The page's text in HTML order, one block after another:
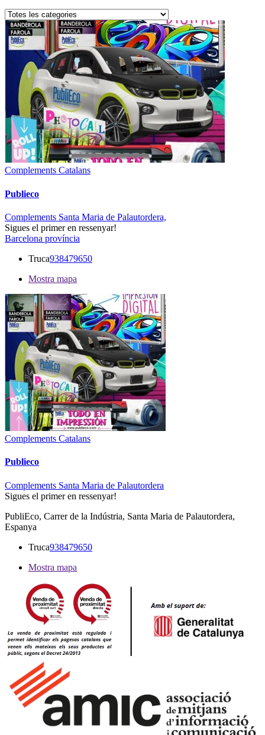
Complements Catalans
Publieco
Complements Santa Maria de Palautordera,
Sigues el primer en ressenyar!
Barcelona província
Truca938479650
Mostra mapa
Complements Catalans
Publieco
Complements Santa Maria de Palautordera
Sigues el primer en ressenyar!
PubliEco, Carrer de la Indústria, Santa Maria de Palautordera,
Espanya
Truca938479650
Mostra mapa